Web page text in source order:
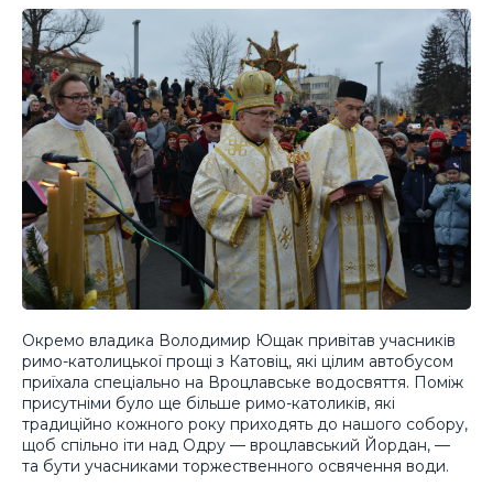
Окремо владика Володимир Ющак привітав учасників
римо-католицької прощі з Катовіц, які цілим автобусом
приїхала спеціально на Вроцлавське водосвяття. Поміж
присутніми було ще більше римо-католиків, які
традиційно кожного року приходять до нашого собору,
щоб спільно іти над Одру — вроцлавський Йордан, —
та бути учасниками торжественного освячення води.